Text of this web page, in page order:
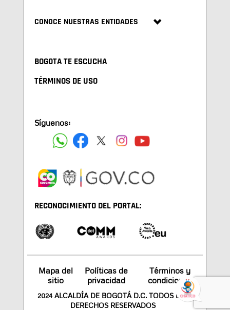
CONOCE NUESTRAS ENTIDADES
BOGOTA TE ESCUCHA
TÉRMINOS DE USO
Síguenos:
RECONOCIMIENTO DEL PORTAL:
Mapa del
sitio
Políticas de
privacidad
Términos y
condiciones
2024 ALCALDÍA DE BOGOTÁ D.C. TODOS LOS
DERECHOS RESERVADOS